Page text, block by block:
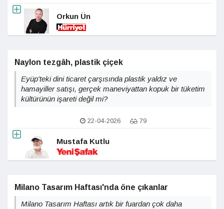
Orkun Ün
Naylon tezgâh, plastik çiçek
Eyüp'teki dini ticaret çarşısında plastik yaldız ve
hamayiller satışı, gerçek maneviyattan kopuk bir tüketim
kültürünün işareti değil mi?
22-04-2026 79
Mustafa Kutlu
Milano Tasarım Haftası'nda öne çıkanlar
Milano Tasarım Haftası artık bir fuardan çok daha